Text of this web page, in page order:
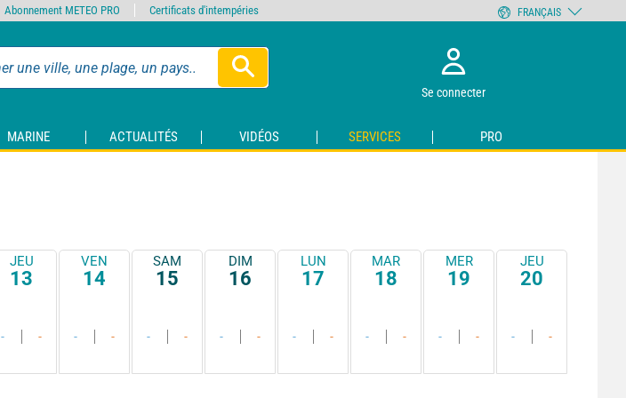
Se connecter
MARINE ACTUALITÉS VIDÉOS SERVICES PRO
JEU
13
- -
VEN
14
- -
SAM
15
- -
DIM
16
- -
LUN
17
- -
MAR
18
- -
MER
19
- -
JEU
20
- -
Abonnement METEO PRO Certificats d'intempéries FRANÇAIS